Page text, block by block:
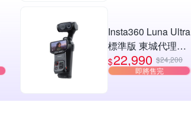
Insta360 Luna Ultra
標準版 東城代理商
公司貨
$22,990 $24,200
即將售完